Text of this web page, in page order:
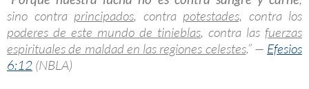
sino contra principados, contra potestades, contra los
poderes de este mundo de tinieblas, contra las fuerzas
espirituales de maldad en las regiones celestes.” — Efesios
6:12 (NBLA)